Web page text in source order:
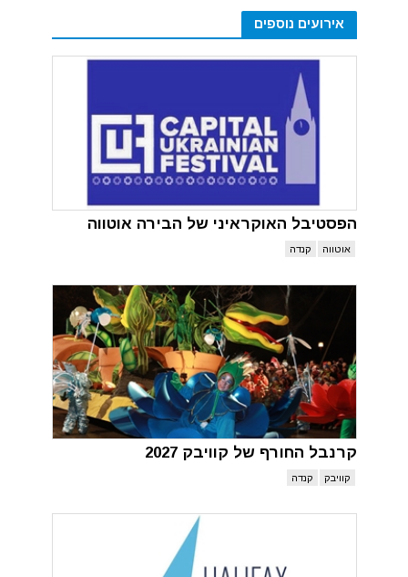
אירועים נוספים
הפסטיבל האוקראיני של הבירה אוטווה
אוטווה קנדה
קרנבל החורף של קוויבק 2027
קוויבק קנדה